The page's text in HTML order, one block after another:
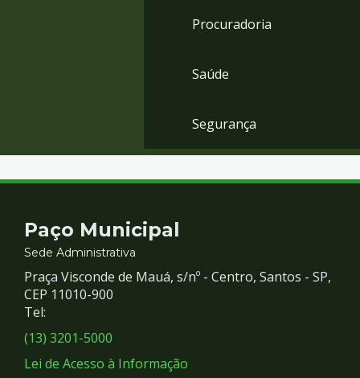
Procuradoria
Saúde
Segurança
Contato
e
Redes
Sociais
Paço Municipal
Sede Administrativa
Praça Visconde de Mauá, s/nº - Centro, Santos - SP,
CEP 11010-900
Tel:
(13) 3201-5000
Lei de Acesso à Informação